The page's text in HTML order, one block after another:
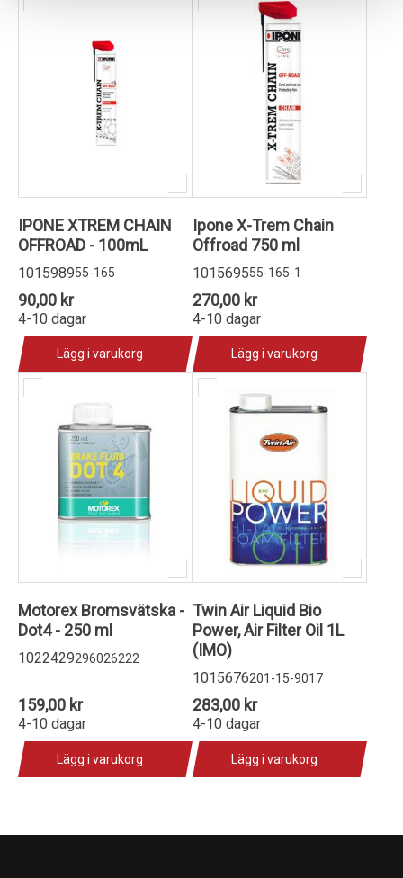
IPONE XTREM CHAIN
OFFROAD - 100mL
101598955-165
90,00 kr
4-10 dagar
Lägg i varukorg
Ipone X-Trem Chain
Offroad 750 ml
101569555-165-1
270,00 kr
4-10 dagar
Lägg i varukorg
Motorex Bromsvätska -
Dot4 - 250 ml
1022429296026222
159,00 kr
4-10 dagar
Lägg i varukorg
Twin Air Liquid Bio
Power, Air Filter Oil 1L
(IMO)
1015676201-15-9017
283,00 kr
4-10 dagar
Lägg i varukorg